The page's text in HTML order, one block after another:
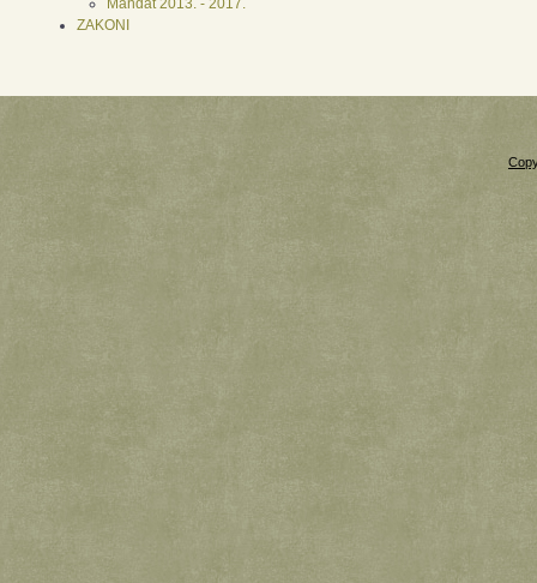
Mandat 2013. - 2017.
ZAKONI
Xvideos